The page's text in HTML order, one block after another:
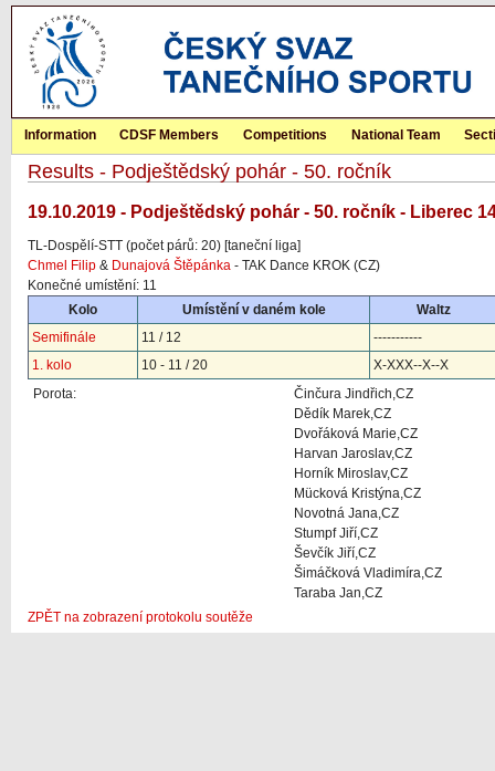
Information CDSF Members Competitions National Team
Results - Podještědský pohár - 50. ročník
19.10.2019 - Podještědský pohár - 50. ročník - Liberec
TL-Dospělí-STT (počet párů: 20) [taneční liga]
Chmel Filip & Dunajová Štěpánka - TAK Dance KROK (CZ)
Konečné umístění: 11
Kolo
Umístění v daném kole
Waltz
Semifinále
11 / 12
-----------
1. kolo
10 - 11 / 20
X-XXX--X--X
Porota:
Činčura Jindřich,CZ
Dědík Marek,CZ
Dvořáková Marie,CZ
Harvan Jaroslav,CZ
Horník Miroslav,CZ
Mücková Kristýna,CZ
Novotná Jana,CZ
Stumpf Jiří,CZ
Ševčík Jiří,CZ
Šimáčková Vladimíra,CZ
Taraba Jan,CZ
ZPĚT na zobrazení protokolu soutěže